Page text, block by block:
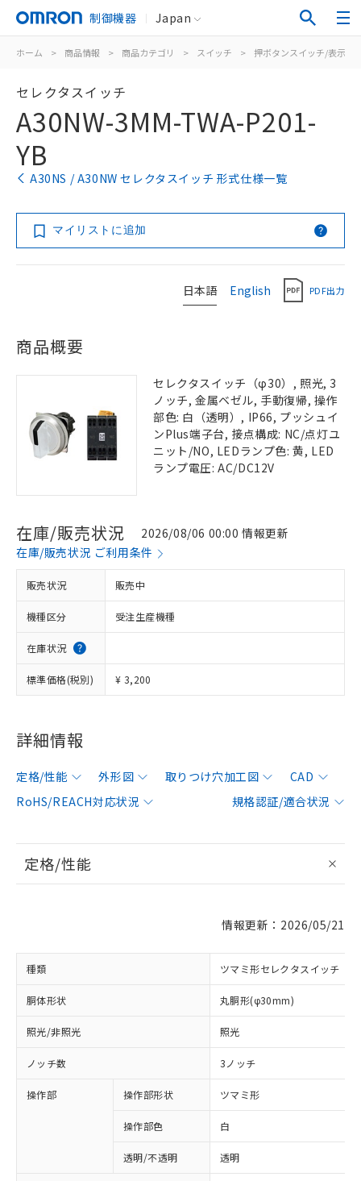
制御機器 Japan
ホーム > 商品情報 > 商品カテゴリ > スイッチ > 押ボタンスイッチ/表示灯
セレクタスイッチ
A30NW-3MM-TWA-P201-
YB
A30NS / A30NW セレクタスイッチ 形式仕様一覧
マイリストに追加
日本語 English PDF出力
商品概要
セレクタスイッチ（φ30）, 照光, 3
ノッチ, 金属ベゼル, 手動復帰, 操作
部色: 白（透明）, IP66, プッシュイ
ンPlus端子台, 接点構成: NC/点灯ユ
ニット/NO, LEDランプ色: 黄, LED
ランプ電圧: AC/DC12V
在庫/販売状況
2026/08/06 00:00 情報更新
在庫/販売状況 ご利用条件
販売状況 販売中
機種区分 受注生産機種
在庫状況
標準価格(税別) ¥ 3,200
詳細情報
定格/性能 外形図 取りつけ穴加工図
CAD
RoHS/REACH対応状況
規格認証/適合状況
定格/性能
情報更新：2026/05/21
種類 ツマミ形セレクタスイッチ
胴体形状 丸胴形(φ30mm)
照光/非照光 照光
ノッチ数 3ノッチ
操作部 操作部形状 ツマミ形
操作部色 白
透明/不透明 透明